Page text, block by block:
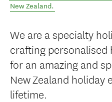
New Zealand.
We are a specialty
crafting personalised
for an amazing and
New Zealand holiday
lifetime.